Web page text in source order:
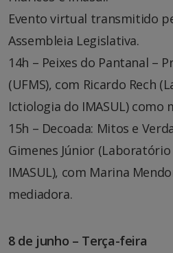
Evento virtual transmitido
Assembleia Legislativa.
14h – Peixes do Pantanal –
(UFMS), com Ricardo Rech
Ictiologia do IMASUL) como
15h – Decoada: Mitos e
Gimenes Júnior
IMASUL), com Marina
mediadora.
8 de junho – Terça-feira